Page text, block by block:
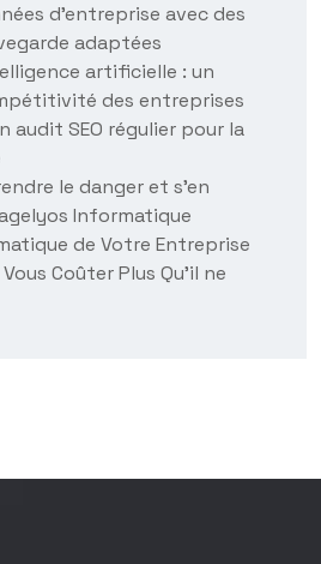
d’entreprise avec des
adaptées
artificielle : un
des entreprises
audit SEO régulier pour la
le danger et s’en
Informatique
de Votre Entreprise
Coûter Plus Qu’il ne